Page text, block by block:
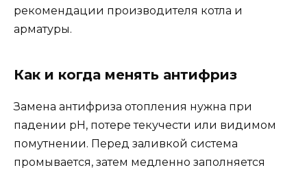
рекомендации производителя котла и
арматуры.
Как и когда менять антифриз
Замена антифриза отопления нужна при
падении pH, потере текучести или видимом
помутнении. Перед заливкой система
промывается, затем медленно заполняется